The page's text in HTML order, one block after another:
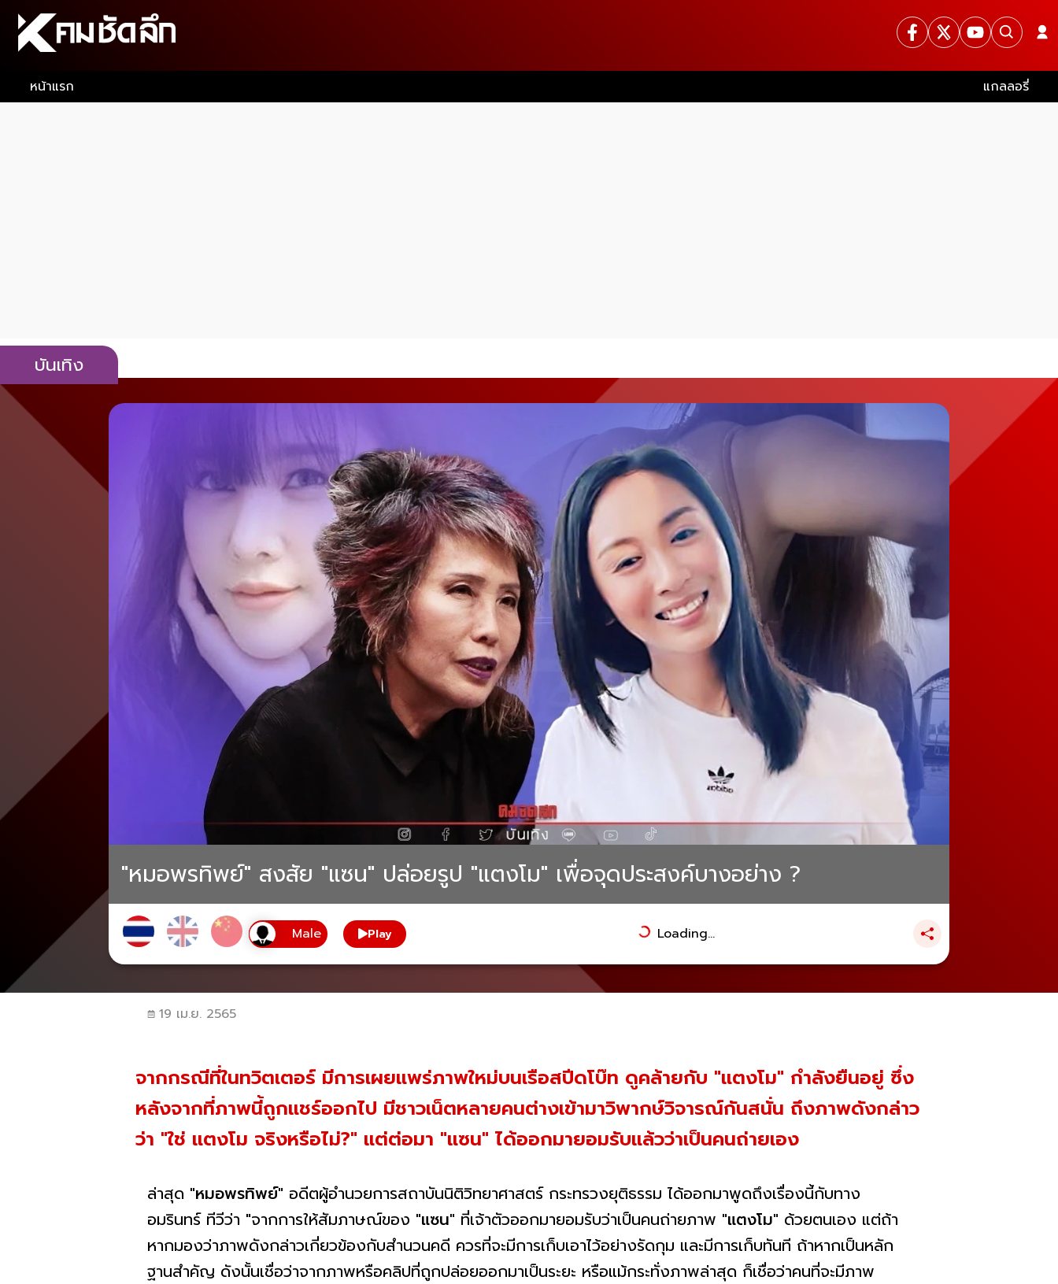
หน้าแรก แกลลอรี่
บันเทิง
"หมอพรทิพย์" สงสัย "แซน" ปล่อยรูป "แตงโม" เพื่อจุดประสงค์บางอย่าง ?
Play Loading...
19 เม.ย. 2565
จากกรณีที่ในทวิตเตอร์ มีการเผยแพร่ภาพใหม่บนเรือสปีดโบ๊ท ดูคล้ายกับ "แตงโม" กำลังยืนอยู่ ซึ่ง
หลังจากที่ภาพนี้ถูกแชร์ออกไป มีชาวเน็ตหลายคนต่างเข้ามาวิพากษ์วิจารณ์กันสนั่น ถึงภาพดังกล่าว
ว่า "ใช่ แตงโม จริงหรือไม่?" แต่ต่อมา "แซน" ได้ออกมายอมรับแล้วว่าเป็นคนถ่ายเอง
ล่าสุด "หมอพรทิพย์" อดีตผู้อำนวยการสถาบันนิติวิทยาศาสตร์ กระทรวงยุติธรรม ได้ออกมาพูดถึงเรื่องนี้กับทาง
อมรินทร์ ทีวีว่า "จากการให้สัมภาษณ์ของ "แซน" ที่เจ้าตัวออกมายอมรับว่าเป็นคนถ่ายภาพ "แตงโม" ด้วยตนเอง แต่ถ้า
หากมองว่าภาพดังกล่าวเกี่ยวข้องกับสำนวนคดี ควรที่จะมีการเก็บเอาไว้อย่างรัดกุม และมีการเก็บทันที ถ้าหากเป็นหลัก
ฐานสำคัญ ดังนั้นเชื่อว่าจากภาพหรือคลิปที่ถูกปล่อยออกมาเป็นระยะ หรือแม้กระทั่งภาพล่าสุด ก็เชื่อว่าคนที่จะมีภาพ